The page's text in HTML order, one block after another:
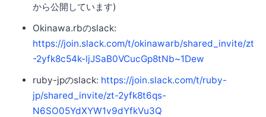
から公開しています)
Okinawa.rbのslack:
https://join.slack.com/t/okinawarb/shared_invite/zt
-2yfk8c54k-ljJSaB0VCucGp8tNb~1Dew
ruby-jpのslack: https://join.slack.com/t/ruby-
jp/shared_invite/zt-2yfk8t6qs-
N6SO05YdXYW1v9dYfkVu3Q